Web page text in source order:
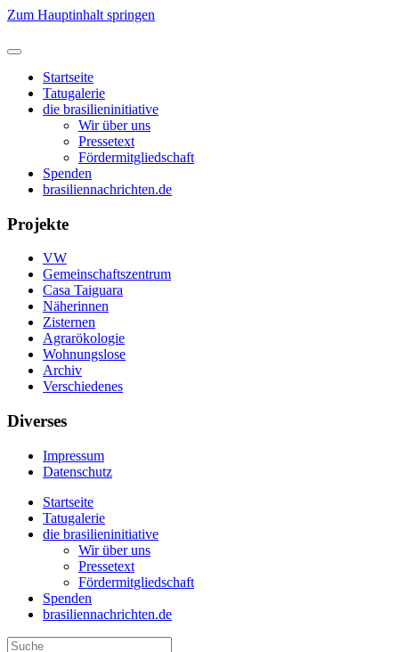
Zum Hauptinhalt springen
Startseite
Tatugalerie
die brasilieninitiative
Wir über uns
Pressetext
Fördermitgliedschaft
Spenden
brasiliennachrichten.de
Projekte
VW
Gemeinschaftszentrum
Casa Taiguara
Näherinnen
Zisternen
Agrarökologie
Wohnungslose
Archiv
Verschiedenes
Diverses
Impressum
Datenschutz
Startseite
Tatugalerie
die brasilieninitiative
Wir über uns
Pressetext
Fördermitgliedschaft
Spenden
brasiliennachrichten.de